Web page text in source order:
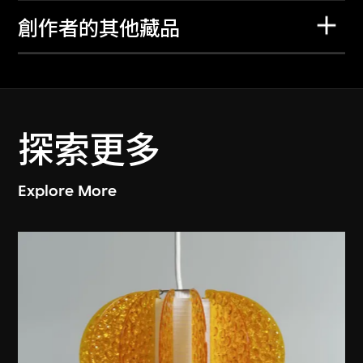
創作者的其他藏品
探索更多
Explore More